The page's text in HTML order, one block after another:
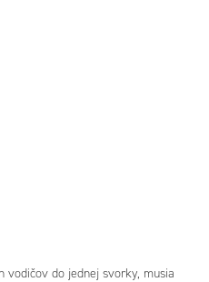
vodičov do jednej svorky, musia